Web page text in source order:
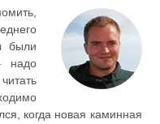
были
надо
когда новая каминная